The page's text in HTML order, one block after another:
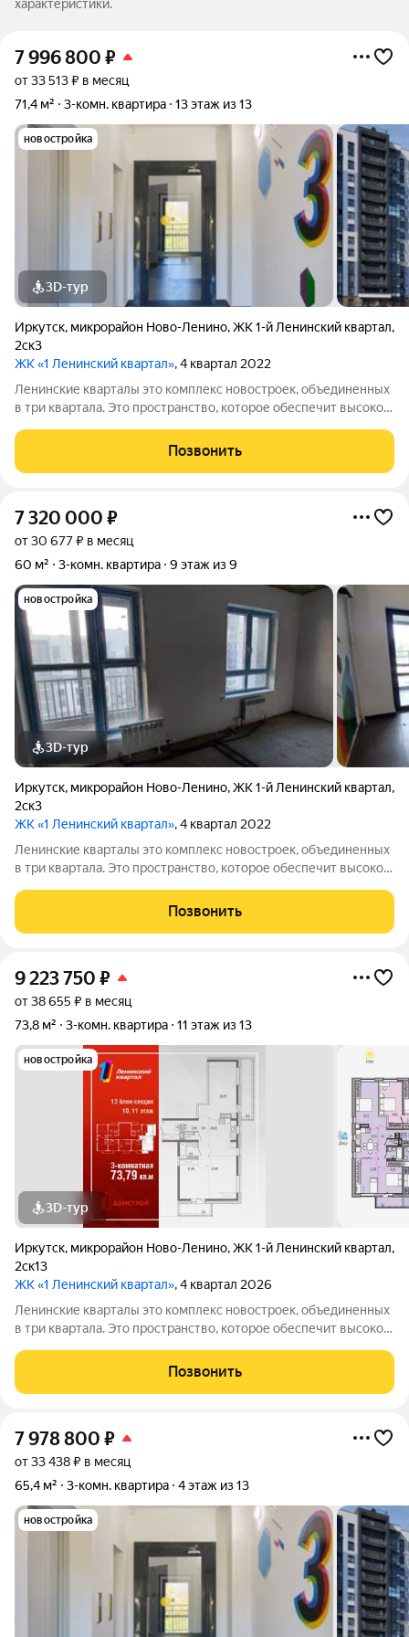
характеристики.
7 996 800 ₽
от 33 513 ₽ в месяц
71,4 м²
3-комн. квартира 13 этаж из 13
новостройка
3D-тур
Иркутск, микрорайон Ново-Ленино,ЖК 1-й Ленинский квартал,
2ск3
ЖК «1 Ленинский квартал», 4 квартал 2022
Ленинские кварталы это комплекс новостроек, объединенных
в три квартала. Это пространство, которое обеспечит высокое
уделено функциональности, комфорту и безопасности. Над
проектом трудились
Позвонить
7 320 000 ₽
от 30 677 ₽ в месяц
60 м²
3-комн. квартира 9 этаж из 9
новостройка
3D-тур
Иркутск, микрорайон Ново-Ленино,ЖК 1-й Ленинский квартал,
2ск3
ЖК «1 Ленинский квартал», 4 квартал 2022
Ленинские кварталы это комплекс новостроек, объединенных
в три квартала. Это пространство, которое обеспечит высокое
уделено функциональности, комфорту и безопасности. Над
проектом трудились
Позвонить
9 223 750 ₽
от 38 655 ₽ в месяц
73,8 м²
3-комн. квартира 11 этаж из 13
новостройка
3D-тур
Иркутск, микрорайон Ново-Ленино,ЖК 1-й Ленинский квартал,
2ск13
ЖК «1 Ленинский квартал», 4 квартал 2026
Ленинские кварталы это комплекс новостроек, объединенных
в три квартала. Это пространство, которое обеспечит высокое
уделено функциональности, комфорту и безопасности. Над
проектом трудились
Позвонить
7 978 800 ₽
от 33 438 ₽ в месяц
65,4 м²
3-комн. квартира 4 этаж из 13
новостройка